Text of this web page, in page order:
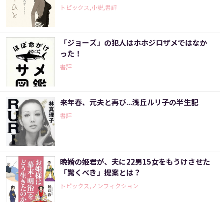
トピックス,小説,書評
「ジョーズ」の犯人はホホジロザメではなか
った！
書評
来年春、元夫と再び...浅丘ルリ子の半生記
書評
晩婚の姫君が、夫に22男15女をもうけさせた
「驚くべき」提案とは？
トピックス,ノンフィクション